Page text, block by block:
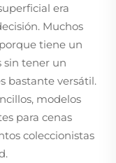
era
Muchos
tiene un
sin tener un
bastante versátil.
modelos
para cenas
coleccionistas